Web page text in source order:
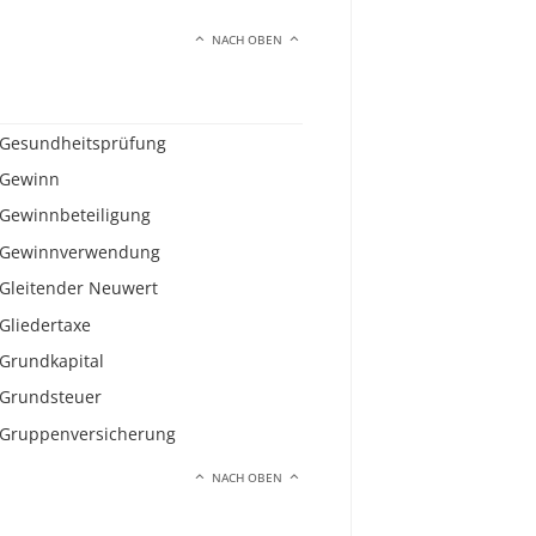
NACH OBEN
Gesundheitsprüfung
Gewinn
Gewinnbeteiligung
Gewinnverwendung
Gleitender Neuwert
Gliedertaxe
Grundkapital
Grundsteuer
Gruppenversicherung
NACH OBEN